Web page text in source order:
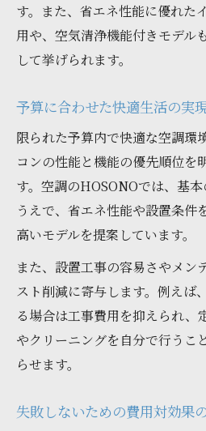
す。また、省エネ性能に優れた
用や、空気清浄機能付きモデル
して挙げられます。
予算に合わせた快適生活の実
限られた予算内で快適な空調環
コンの性能と機能の優先順位を
す。空調のHOSONOでは、基
うえで、省エネ性能や設置条件
高いモデルを提案しています。
また、設置工事の容易さやメン
スト削減に寄与します。例えば
る場合は工事費用を抑えられ、
やクリーニングを自分で行うこ
らせます。
失敗しないための費用対効果